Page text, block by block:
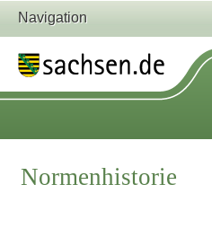
Navigation
Normenhistorie